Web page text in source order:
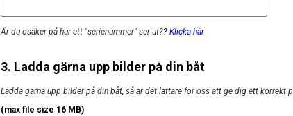
Är du osäker på hur ett "serienummer" ser ut?? Klicka här
3. Ladda gärna upp bilder på din båt
Ladda gärna upp bilder på din båt, så är det lättare för oss att ge dig ett korrekt
(max file size 16 MB)